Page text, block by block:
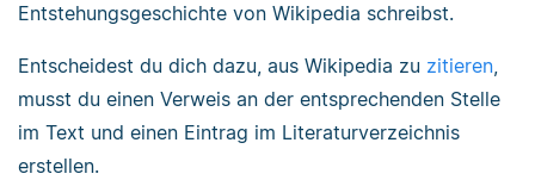
Entstehungsgeschichte von Wikipedia schreibst.
Entscheidest du dich dazu, aus Wikipedia zu zitieren,
musst du einen Verweis an der entsprechenden Stelle
im Text und einen Eintrag im Literaturverzeichnis
erstellen.